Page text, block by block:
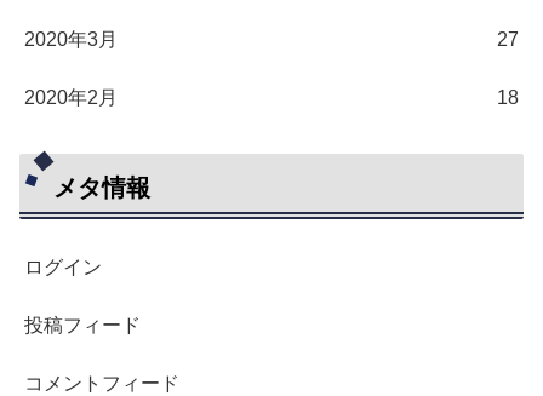
2020年3月 27
2020年2月 18
メタ情報
ログイン
投稿フィード
コメントフィード